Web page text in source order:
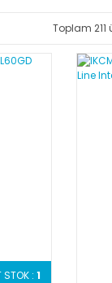
Toplam 211
STOK :1